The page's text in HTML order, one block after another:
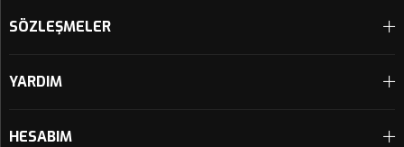
SÖZLEŞMELER
YARDIM
HESABIM